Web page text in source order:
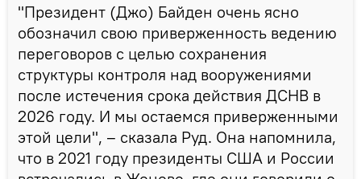
"Президент (Джо) Байден очень ясно
обозначил свою приверженность ведению
переговоров с целью сохранения
структуры контроля над вооружениями
после истечения срока действия ДСНВ в
2026 году. И мы остаемся приверженными
этой цели", – сказала Руд. Она напомнила,
что в 2021 году президенты США и России